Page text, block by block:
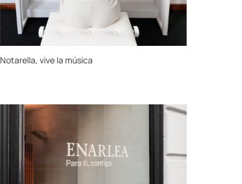
Notarella, vive la música